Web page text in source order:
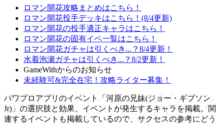
ロマン開花攻略まとめはこちら！
ロマン開花投手デッキはこちら！(8/4更新)
ロマン開花の投手適正キャラはこちら！
ロマン開花の固有イベ一覧はこちら！
ロマン開花ガチャは引くべき...？8/4更新！
水着泡瀬ガチャは引くべき...？8/2更新！
GameWithからのお知らせ
未経験可&完全在宅！攻略ライター募集！
パワプロアプリのイベント「河原の兄妹(ジョー・ギブソン
Jr)」の選択肢と効果、イベントが発生するキャラを掲載。関
連するイベントも掲載しているので、サクセスの参考にどう